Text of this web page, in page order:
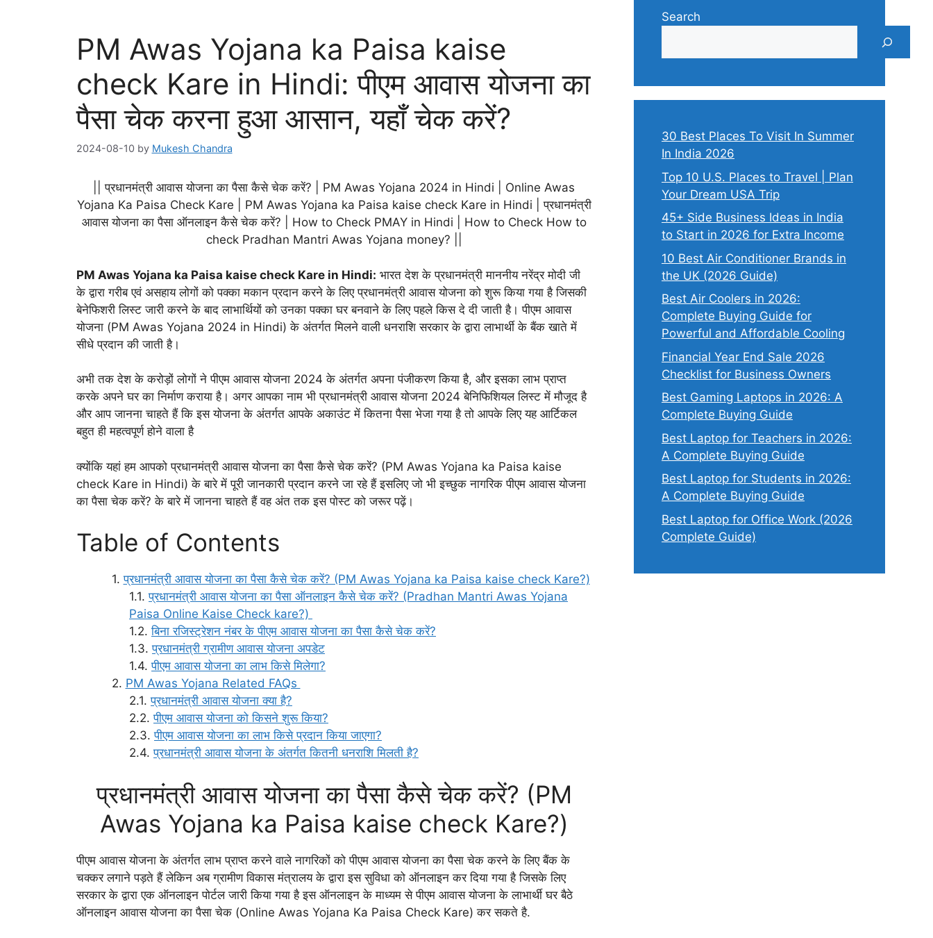
PM Awas Yojana ka Paisa kaise
check Kare in Hindi: पीएम आवास योजना का
पैसा चेक करना हुआ आसान, यहाँ चेक करें?
2024-08-10 by Mukesh Chandra
|| प्रधानमंत्री आवास योजना का पैसा कैसे चेक करें? | PM Awas Yojana 2024 in Hindi | Online Awas
Yojana Ka Paisa Check Kare | PM Awas Yojana ka Paisa kaise check Kare in Hindi | प्रधानमंत्री
आवास योजना का पैसा ऑनलाइन कैसे चेक करें? | How to Check PMAY in Hindi | How to Check How to
check Pradhan Mantri Awas Yojana money? ||
PM Awas Yojana ka Paisa kaise check Kare in Hindi: भारत देश के प्रधानमंत्री माननीय नरेंद्र मोदी जी
के द्वारा गरीब एवं असहाय लोगों को पक्का मकान प्रदान करने के लिए प्रधानमंत्री आवास योजना को शुरू किया गया है जिसकी
बेनेफिशरी लिस्ट जारी करने के बाद लाभार्थियों को उनका पक्का घर बनवाने के लिए पहले किस दे दी जाती है। पीएम आवास
योजना (PM Awas Yojana 2024 in Hindi) के अंतर्गत मिलने वाली धनराशि सरकार के द्वारा लाभार्थी के बैंक खाते में
सीधे प्रदान की जाती है।
अभी तक देश के करोड़ों लोगों ने पीएम आवास योजना 2024 के अंतर्गत अपना पंजीकरण किया है, और इसका लाभ प्राप्त
करके अपने घर का निर्माण कराया है। अगर आपका नाम भी प्रधानमंत्री आवास योजना 2024 बेनिफिशियल लिस्ट में मौजूद है
और आप जानना चाहते हैं कि इस योजना के अंतर्गत आपके अकाउंट में कितना पैसा भेजा गया है तो आपके लिए यह आर्टिकल
बहुत ही महत्वपूर्ण होने वाला है
क्योंकि यहां हम आपको प्रधानमंत्री आवास योजना का पैसा कैसे चेक करें? (PM Awas Yojana ka Paisa kaise
check Kare in Hindi) के बारे में पूरी जानकारी प्रदान करने जा रहे हैं इसलिए जो भी इच्छुक नागरिक पीएम आवास योजना
का पैसा चेक करें? के बारे में जानना चाहते हैं वह अंत तक इस पोस्ट को जरूर पढ़ें।
Table of Contents
प्रधानमंत्री आवास योजना का पैसा कैसे चेक करें? (PM Awas Yojana ka Paisa kaise check Kare?)
प्रधानमंत्री आवास योजना का पैसा ऑनलाइन कैसे चेक करें? (Pradhan Mantri Awas Yojana
Paisa Online Kaise Check kare?)
बिना रजिस्ट्रेशन नंबर के पीएम आवास योजना का पैसा कैसे चेक करें?
प्रधानमंत्री ग्रामीण आवास योजना अपडेट
पीएम आवास योजना का लाभ किसे मिलेगा?
PM Awas Yojana Related FAQs
प्रधानमंत्री आवास योजना क्या है?
पीएम आवास योजना को किसने शुरू किया?
पीएम आवास योजना का लाभ किसे प्रदान किया जाएगा?
प्रधानमंत्री आवास योजना के अंतर्गत कितनी धनराशि मिलती है?
प्रधानमंत्री आवास योजना का पैसा कैसे चेक करें? (PM
Awas Yojana ka Paisa kaise check Kare?)
पीएम आवास योजना के अंतर्गत लाभ प्राप्त करने वाले नागरिकों को पीएम आवास योजना का पैसा चेक करने के लिए बैंक के
चक्कर लगाने पड़ते हैं लेकिन अब ग्रामीण विकास मंत्रालय के द्वारा इस सुविधा को ऑनलाइन कर दिया गया है जिसके लिए
सरकार के द्वारा एक ऑनलाइन पोर्टल जारी किया गया है इस ऑनलाइन के माध्यम से पीएम आवास योजना के लाभार्थी घर बैठे
ऑनलाइन आवास योजना का पैसा चेक (Online Awas Yojana Ka Paisa Check Kare) कर सकते है.
Search
30 Best Places To Visit In Summer
In India 2026
Top 10 U.S. Places to Travel | Plan
Your Dream USA Trip
45+ Side Business Ideas in India
to Start in 2026 for Extra Income
10 Best Air Conditioner Brands in
the UK (2026 Guide)
Best Air Coolers in 2026:
Complete Buying Guide for
Powerful and Affordable Cooling
Financial Year End Sale 2026
Checklist for Business Owners
Best Gaming Laptops in 2026: A
Complete Buying Guide
Best Laptop for Teachers in 2026:
A Complete Buying Guide
Best Laptop for Students in 2026:
A Complete Buying Guide
Best Laptop for Office Work (2026
Complete Guide)